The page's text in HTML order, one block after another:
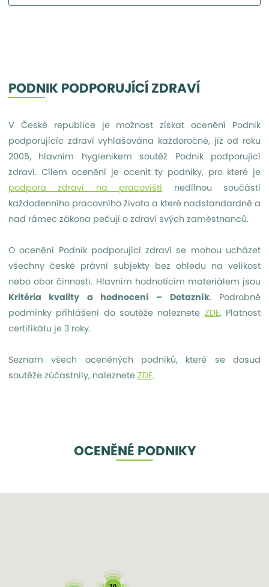
PODNIK PODPORUJÍCÍ ZDRAVÍ
V České republice je možnost získat ocenění Podnik
podporujícíc zdraví vyhlašována každoročně, již od roku
2005, hlavním hygienikem soutěž Podnik podporující
zdraví. Cílem ocenění je ocenit ty podniky, pro které je
podpora zdraví na pracovišti nedílnou součástí
každodenního pracovního života a které nadstandardně a
nad rámec zákona pečují o zdraví svých zaměstnanců.
O ocenění Podnik podporující zdraví se mohou ucházet
všechny české právní subjekty bez ohledu na velikost
nebo obor činnosti. Hlavním hodnotícím materiálem jsou
Kritéria kvality a hodnocení – Dotazník. Podrobné
podmínky přihlášení do soutěže naleznete ZDE. Platnost
certifikátu je 3 roky.
Seznam všech oceněných podniků, které se dosud
soutěže zúčastnily, naleznete ZDE.
OCENĚNÉ PODNIKY